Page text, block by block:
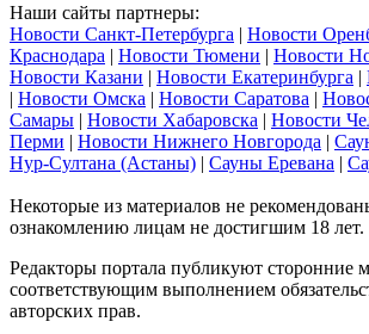
Наши сайты партнеры:
Новости Санкт-Петербурга | Новости
Краснодара | Новости Тюмени | Новости
Новости Казани | Новости Екатеринбурга |
| Новости Омска | Новости Саратова |
Самары | Новости Хабаровска | Новости
Перми | Новости Нижнего Новгорода |
Нур-Султана (Астаны) | Сауны Еревана |
Некоторые из материалов не
ознакомлению лицам не достигшим 18 лет.
Редакторы портала публикуют сторонние
соответствующим выполнением
авторских прав.